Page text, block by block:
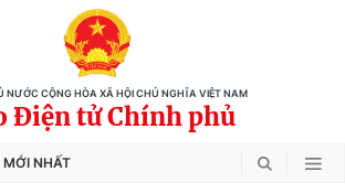
NƯỚC CỘNG HÒA XÃ HỘI CHỦ NGHĨA VIỆT NAM
Điện tử Chính phủ
MỚI NHẤT